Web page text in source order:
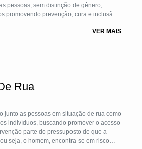
pessoas, sem distinção de gênero,
promovendo prevenção, cura e inclusão
VER MAIS
Rua
as pessoas em situação de rua como
indivíduos, buscando promover o acesso
parte do pressuposto de que a
seja, o homem, encontra-se em risco